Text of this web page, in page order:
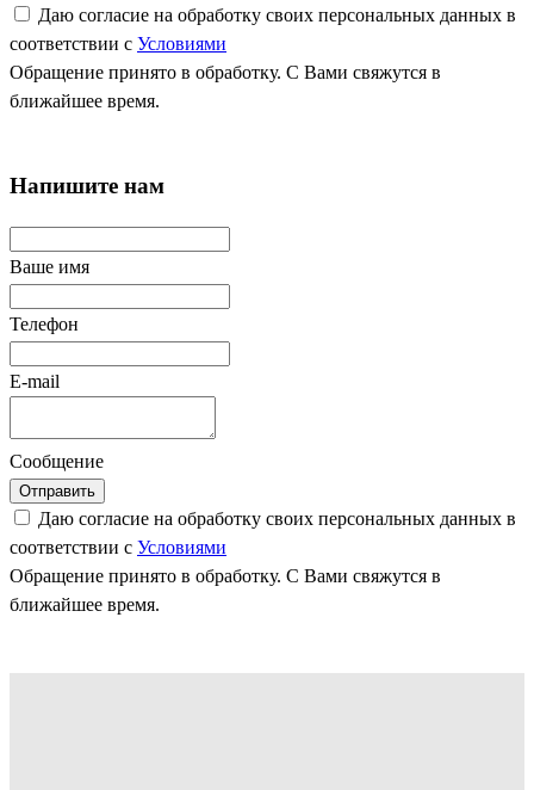
Даю согласие на обработку своих персональных данных в
соответствии с Условиями
Обращение принято в обработку. С Вами свяжутся в
ближайшее время.
Напишите нам
Ваше имя
Телефон
E-mail
Сообщение
Отправить
Даю согласие на обработку своих персональных данных в
соответствии с Условиями
Обращение принято в обработку. С Вами свяжутся в
ближайшее время.